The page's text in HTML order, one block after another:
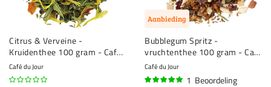
Citrus & Verveine -
Kruidenthee 100 gram - Café
du Jour losse thee
Café du Jour
Aanbieding
Bubblegum Spritz -
vruchtenthee 100 gram - Café
du Jour Losse Thee
Café du Jour
1 Beoordeling